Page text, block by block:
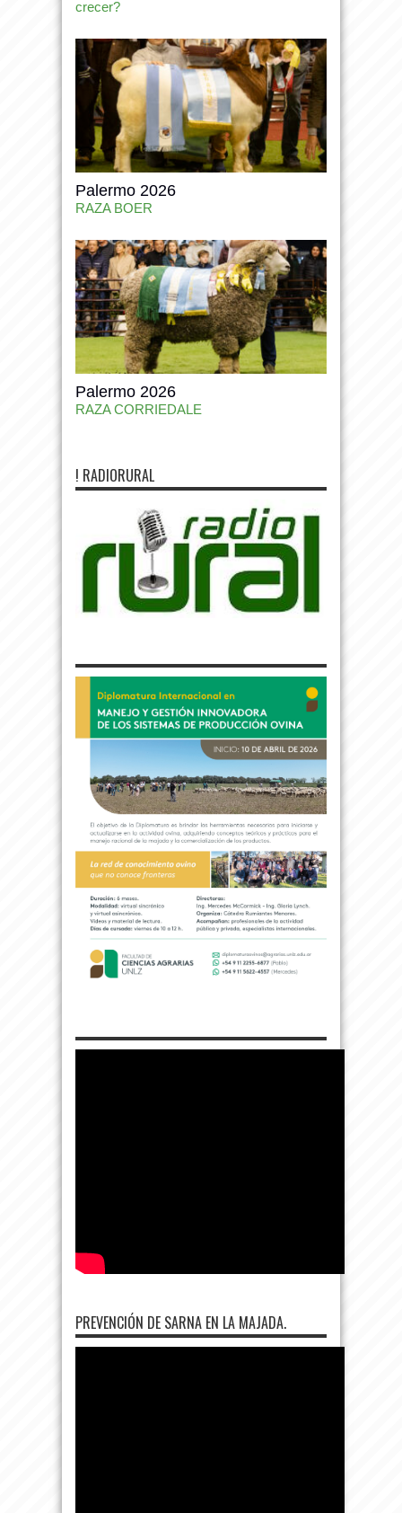
crecer?
Palermo 2026
RAZA BOER
Palermo 2026
RAZA CORRIEDALE
! RADIORURAL
PREVENCIÓN DE SARNA EN LA MAJADA.